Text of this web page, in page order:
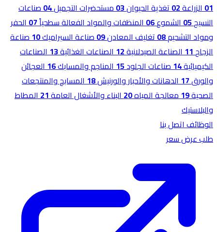
01الزراعة02تغذية الحيوان03مستحضرات التجميل04صناعات
النسيج05الشموع06المنظفات والمواد الفعالة سطحياً07الحفر
ومواد التشحيم08تغليف المعادن09صناعة السيراميك10صناعة
الزجاج11الصناعة الصيدلانية12الصناعات الغذائية13الصناعات
الكيميائية14صناعات الجلود15المناجم والمسابك16العجائن
والورق17الدهانات والأحبار والورنيش18المسابح والمنتجعات
الصحية19معالجة المياه20البناء والأشغال العامة21المطاط
والبلاستيك
الوظائفاتصل بنا
طلب عرض سعر